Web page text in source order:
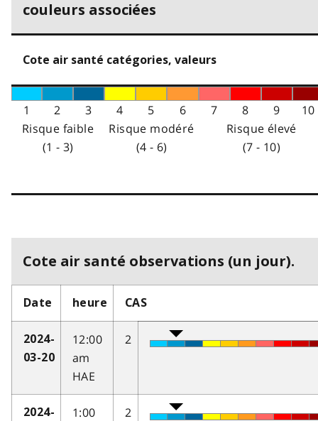
couleurs associées
Cote air santé catégories, valeurs
1 2 3 4 5 6 7 8 9
10
Risque faible
(1 - 3)
Risque modéré
(4 - 6)
Risque élevé
(7 - 10)
Cote air santé observations (un jour).
Date heure CAS
2024-
03-20
12:00
am
HAE
2
2024-
1:00
2